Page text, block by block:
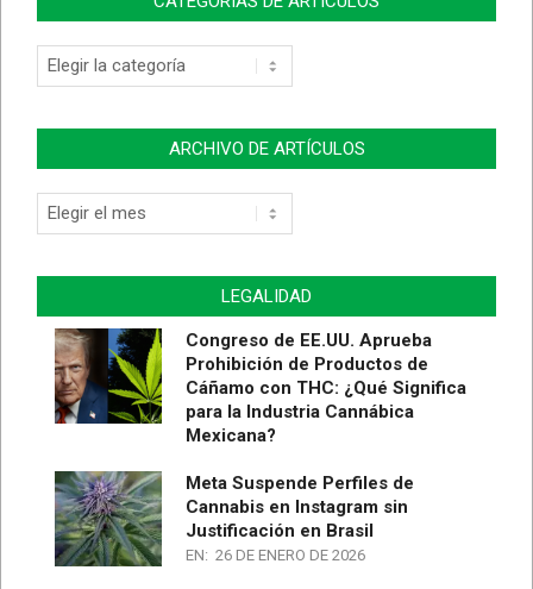
Categorías
ARCHIVO DE ARTÍCULOS
Archivo
LEGALIDAD
Congreso de EE.UU. Aprueba
Prohibición de Productos de
Cáñamo con THC: ¿Qué Significa
para la Industria Cannábica
Mexicana?
Meta Suspende Perfiles de
Cannabis en Instagram sin
Justificación en Brasil
EN: 26 DE ENERO DE 2026